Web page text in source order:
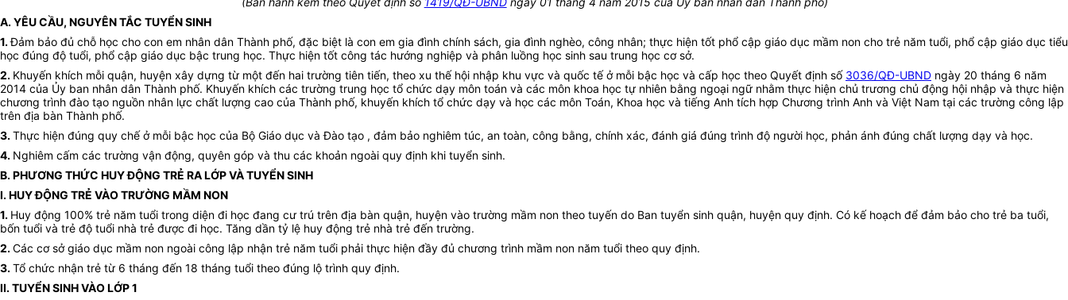
A. YÊU CẦU, NGUYÊN TẮC TUYỂN SINH
1.Đảm bảo đủ chỗ học cho con em nhân dân Thành phố, đặc biệt là con em gia đình chính sách, gia đình nghèo, công nhân; thực hiện tốt phổ cập giáo dục mầm non cho trẻ năm tuổi, phổ cập giáo dục tiểu
học đúng độ tuổi, phổ cập giáo dục bậc trung học. Thực hiện tốt công tác hướng nghiệp và phân luồng học sinh sau trung học cơ sở.
2. Khuyến khích mỗi quận, huyện xây dựng từ một đến hai trường tiên tiến, theo xu thế hội nhập khu vực và quốc tế ở mỗi bậc học và cấp học theo Quyết định số 3036/QĐ-UBND ngày 20 tháng 6 năm
2014 của Ủy ban nhân dân Thành phố. Khuyến khích các trường trung học tổ chức dạy môn toán và các môn khoa học tự nhiên bằng ngoại ngữ nhằm thực hiện chủ trương chủ động hội nhập và thực hiện
chương trình đào tạo nguồn nhân lực chất lượng cao của Thành phố, khuyến khích tổ chức dạy và học các môn Toán, Khoa học và tiếng Anh tích hợp Chương trình Anh và Việt Nam tại các trường công lập
trên địa bàn Thành phố.
3.Thực hiện đúng quy chế ở mỗi bậc học của Bộ Giáo dục và Đào tạo , đảm bảo nghiêm túc, an toàn, công bằng, chính xác, đánh giá đúng trình độ người học, phản ánh đúng chất lượng dạy và học.
4. Nghiêm cấm các trường vận động, quyên góp và thu các khoản ngoài quy định khi tuyển sinh.
B. PHƯƠNG THỨC HUY ĐỘNG TRẺ RA LỚP VÀ TUYỂN SINH
I. HUY ĐỘNG TRẺ VÀO TRƯỜNG MẦM NON
1. Huy động 100% trẻ năm tuổi trong diện đi học đang cư trú trên địa bàn quận, huyện vào trường mầm non theo tuyến do Ban tuyển sinh quận, huyện quy định. Có kế hoạch để đảm bảo cho trẻ ba tuổi,
bốn tuổi và trẻ độ tuổi nhà trẻ được đi học. Tăng dần tỷ lệ huy động trẻ nhà trẻ đến trường.
2.Các cơ sở giáo dục mầm non ngoài công lập nhận trẻ năm tuổi phải thực hiện đầy đủ chương trình mầm non năm tuổi theo quy định.
3.Tổ chức nhận trẻ từ 6 tháng đến 18 tháng tuổi theo đúng lộ trình quy định.
II. TUYỂN SINH VÀO LỚP 1